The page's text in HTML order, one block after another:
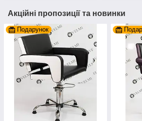
Акційні пропозиції та новинки
Подарунок